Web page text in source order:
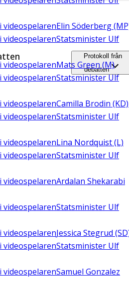
i videospelarenElin Söderberg
i videospelarenStatsminister Ulf
i videospelarenMats Green (M)
i videospelarenStatsminister Ulf
i videospelarenCamilla Brodin (KD)
i videospelarenStatsminister Ulf
i videospelarenLina Nordquist (L)
i videospelarenStatsminister Ulf
i videospelarenArdalan Shekarabi
i videospelarenStatsminister Ulf
i videospelarenJessica Stegrud
i videospelarenStatsminister Ulf
i videospelarenSamuel Gonzalez
Protokoll från
debatten